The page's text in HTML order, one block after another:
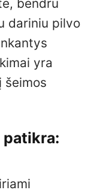
bendru
dariniu pilvo
yra
šeimos
patikra: